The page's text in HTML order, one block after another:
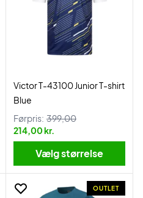
Victor T-43100 Junior T-shirt
Blue
Førpris: 399,00
214,00 kr.
Vælg størrelse
OUTLET